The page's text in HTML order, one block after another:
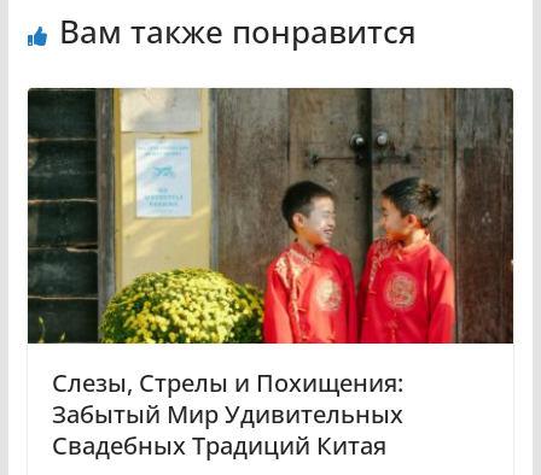
Вам также понравится
Слезы, Стрелы и Похищения:
Забытый Мир Удивительных
Свадебных Традиций Китая